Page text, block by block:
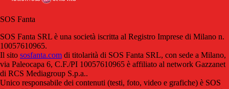
SOS Fanta
SOS Fanta SRL è una società iscritta al Registro Imprese di Milano n.
10057610965.
Il sito sosfanta.com di titolarità di SOS Fanta SRL, con sede a Milano,
via Paleocapa 6, C.F./PI 10057610965 è affiliato al network Gazzanet
di RCS Mediagroup S.p.a..
Unico responsabile dei contenuti (testi, foto, video e grafiche) è SOS